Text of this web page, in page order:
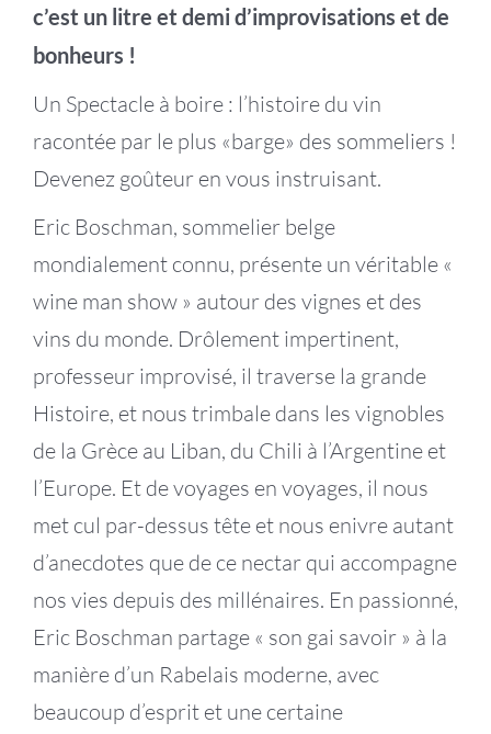
c’est un litre et demi d’improvisations et de
bonheurs !
Un Spectacle à boire : l’histoire du vin
racontée par le plus «barge» des sommeliers !
Devenez goûteur en vous instruisant.
Eric Boschman, sommelier belge
mondialement connu, présente un véritable «
wine man show » autour des vignes et des
vins du monde. Drôlement impertinent,
professeur improvisé, il traverse la grande
Histoire, et nous trimbale dans les vignobles
de la Grèce au Liban, du Chili à l’Argentine et
l’Europe. Et de voyages en voyages, il nous
met cul par-dessus tête et nous enivre autant
d’anecdotes que de ce nectar qui accompagne
nos vies depuis des millénaires. En passionné,
Eric Boschman partage « son gai savoir » à la
manière d’un Rabelais moderne, avec
beaucoup d’esprit et une certaine